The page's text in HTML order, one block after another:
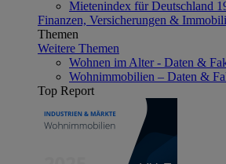
Mietenindex für Deutschland
Finanzen, Versicherungen &
Themen
Weitere Themen
Wohnen im Alter - Daten &
Wohnimmobilien – Daten &
Top Report